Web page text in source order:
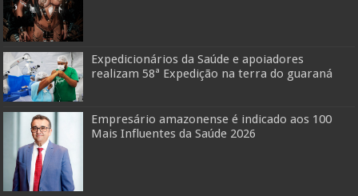
Expedicionários da Saúde e apoiadores
realizam 58ª Expedição na terra do guaraná
Empresário amazonense é indicado aos 100
Mais Influentes da Saúde 2026